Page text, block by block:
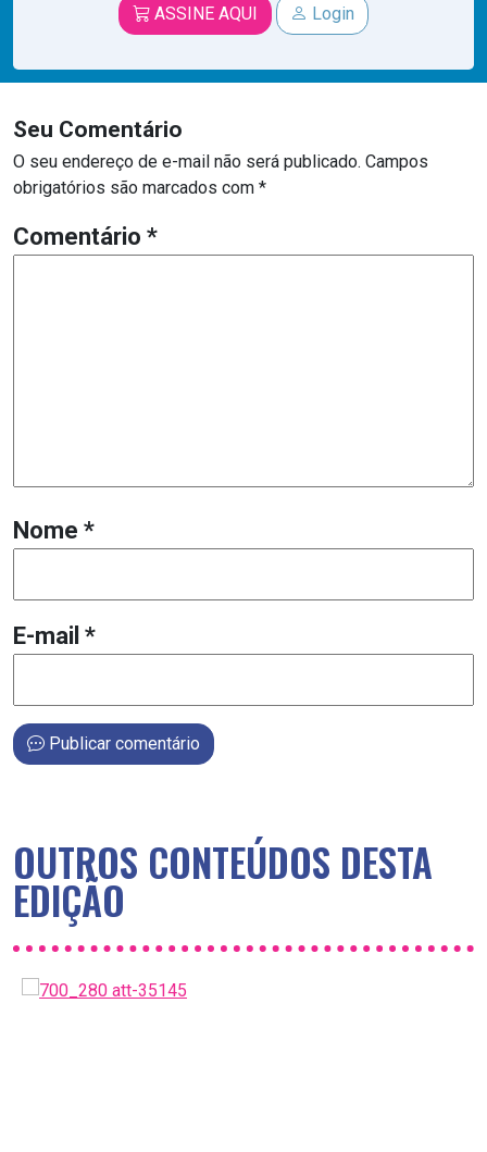
ASSINE AQUI Login
Seu Comentário
O seu endereço de e-mail não será publicado. Campos
obrigatórios são marcados com *
Comentário *
Nome *
E-mail *
Publicar comentário
OUTROS CONTEÚDOS DESTA
EDIÇÃO